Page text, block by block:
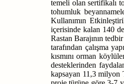
temeli olan sertifikalı
tohumluk
Kullanımın
içerisinde kalan 140
Rastan Barajının
tarafından çalışma
kısmını orman
desteklerinden
kapsayan 11,3 milyon